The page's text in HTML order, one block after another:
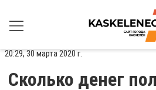
20:29, 30 марта 2020 г.
Сколько денег